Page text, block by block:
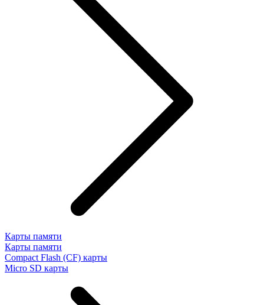
Карты памяти
Карты памяти
Compact Flash (CF) карты
Micro SD карты